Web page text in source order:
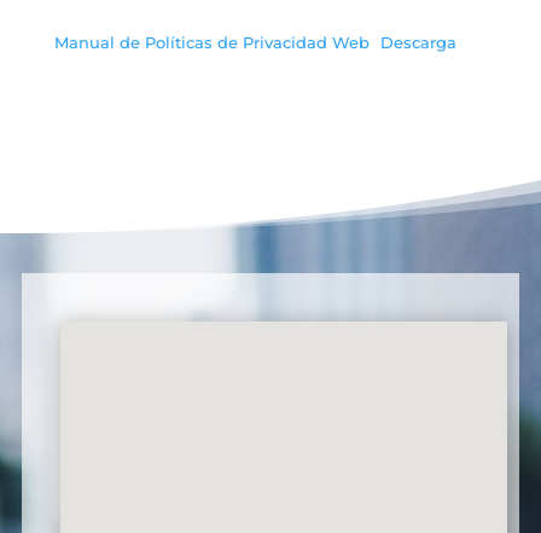
Manual de Políticas de Privacidad Web Descarga